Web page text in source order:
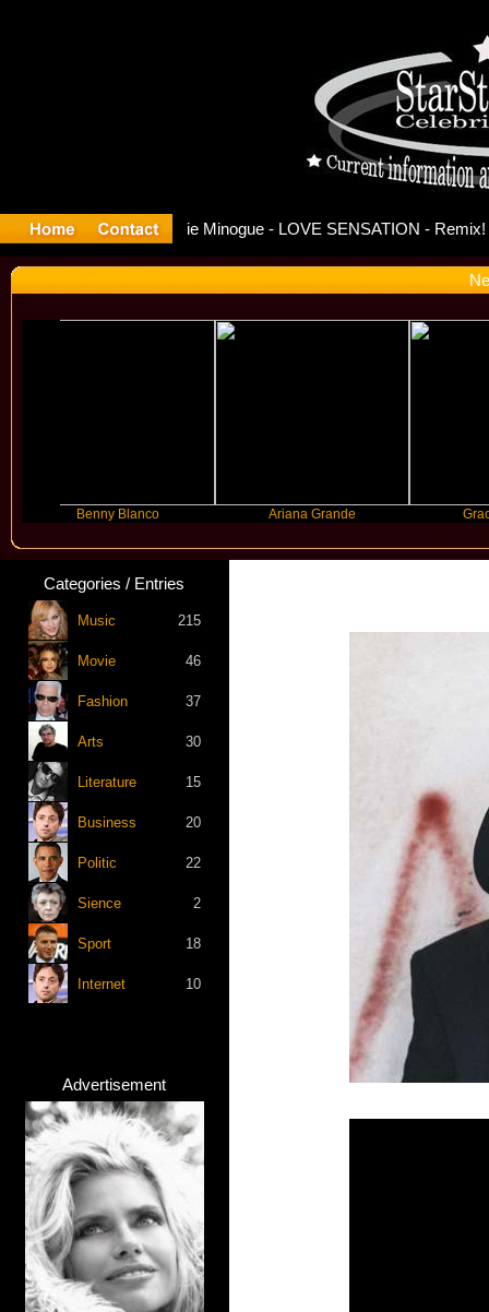
Benny Blanco Ariana Grande Gracie Abrams
Categories / Entries
Music 215
Movie 46
Fashion 37
Arts 30
Literature 15
Business 20
Politic 22
Sience 2
Sport 18
Internet 10
Advertisement